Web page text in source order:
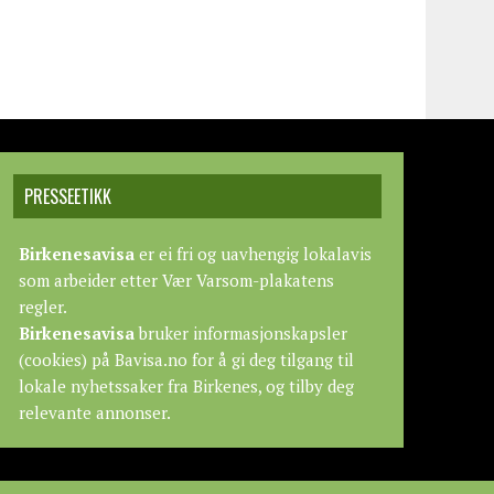
PRESSEETIKK
Birkenesavisa er ei fri og uavhengig lokalavis
som arbeider etterVær Varsom-plakatens
regler.
Birkenesavisabruker informasjonskapsler
(cookies) på Bavisa.no for å gi deg tilgang til
lokale nyhetssaker fra Birkenes, og tilby deg
relevante annonser.